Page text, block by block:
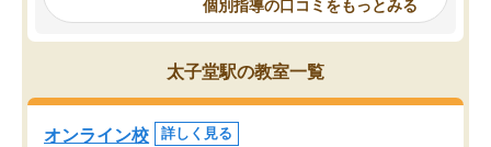
ところがあれば先生が回答してくれる
のも重宝しています。
謝です。
個別指導の口コミをもっとみる
太子堂駅の教室一覧
オンライン校 詳しく見る